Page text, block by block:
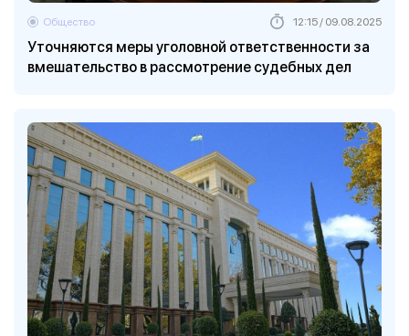
Уточняются меры уголовной ответственности за
вмешательство в рассмотрение судебных дел
Общество 12:15 / 09.08.2025